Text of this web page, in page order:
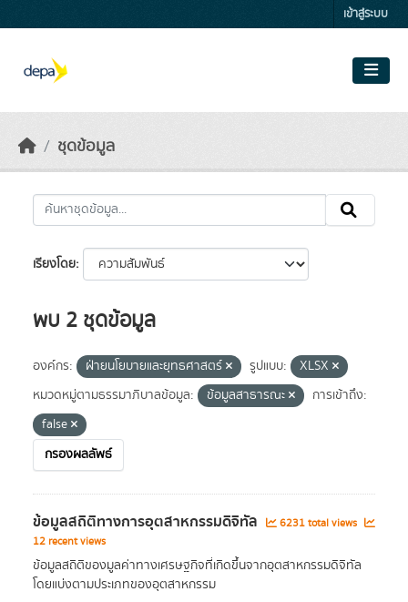
เข้าสู่ระบบ
ชุดข้อมูล
เรียงโดย
พบ 2 ชุดข้อมูล
องค์กร: ฝ่ายนโยบายและยุทธศาสตร์ รูปแบบ:
XLSX
หมวดหมู่ตามธรรมาภิบาลข้อมูล:
ข้อมูลสาธารณะ
การเข้าถึง:
false
กรองผลลัพธ์
ข้อมูลสถิติทางการอุตสาหกรรมดิจิทัล
6231 total views
12 recent views
ข้อมูลสถิติของมูลค่าทางเศรษฐกิจที่เกิดขึ้นจากอุตสาหกรรมดิจิทัล
โดยแบ่งตามประเภทของอุตสาหกรรม